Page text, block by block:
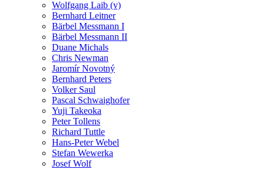
Wolfgang Laib (v)
Bernhard Leitner
Bärbel Messmann I
Bärbel Messmann II
Duane Michals
Chris Newman
Jaromír Novotný
Bernhard Peters
Volker Saul
Pascal Schwaighofer
Yuji Takeoka
Peter Tollens
Richard Tuttle
Hans-Peter Webel
Stefan Wewerka
Josef Wolf